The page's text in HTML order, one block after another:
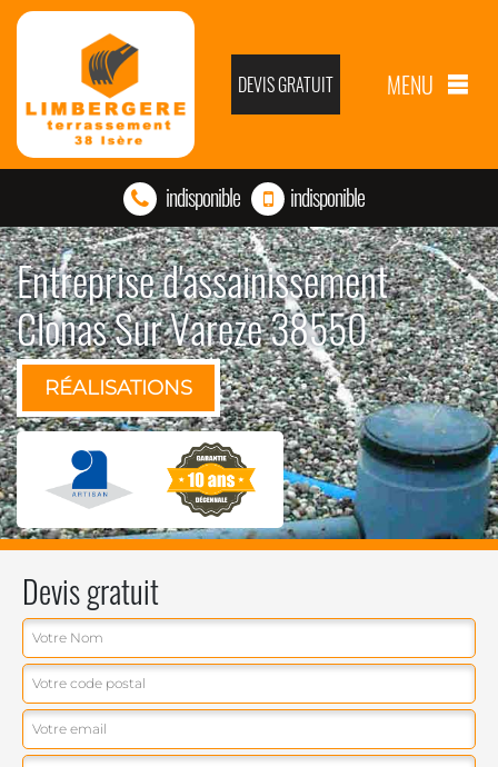
DEVIS GRATUIT MENU
indisponible indisponible
Entreprise d'assainissement
Clonas Sur Vareze 38550
RÉALISATIONS
Devis gratuit